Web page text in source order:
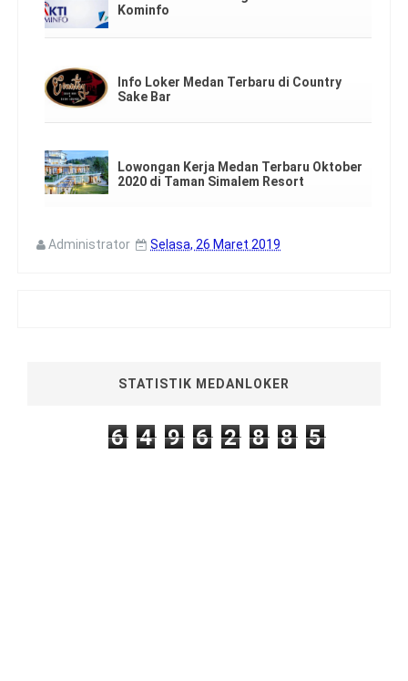
Kominfo
Info Loker Medan Terbaru di Country
Sake Bar
Lowongan Kerja Medan Terbaru Oktober
2020 di Taman Simalem Resort
Administrator Selasa, 26 Maret 2019
STATISTIK MEDANLOKER
6 4 9 6 2 8 8 5